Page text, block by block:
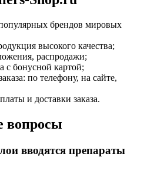
брендов мировых
высокого качества;
распродажи;
с бонусной картой;
по телефону, на сайте,
и доставки заказа.
вопросы
вводятся препараты